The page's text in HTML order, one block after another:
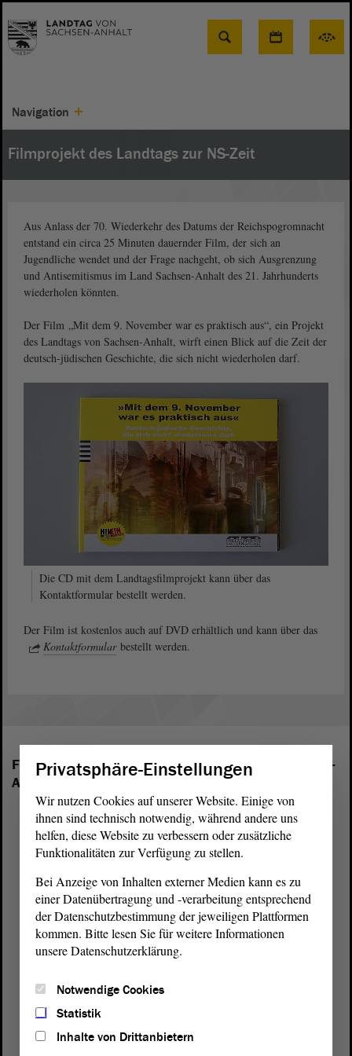
Suche
Navigation
Filmprojekt des Landtags zur NS-Zeit
Aus Anlass der 70. Wiederkehr des Datums der Reichspogromnacht
entstand ein circa 25 Minuten dauernder Film, der sich an
Jugendliche wendet und der Frage nachgeht, ob sich Ausgrenzung
und Antisemitismus im Land Sachsen-Anhalt des 21. Jahrhunderts
wiederholen könnten.
Der Film „Mit dem 9. November war es praktisch aus“, ein Projekt
des Landtags von Sachsen-Anhalt, wirft einen Blick auf die Zeit der
deutsch-jüdischen Geschichte, die sich nicht wiederholen darf.
Die CD mit dem Landtagsfilmprojekt kann über das
Kontaktformular bestellt werden.
Der Film ist kostenlos auch auf DVD erhältlich und kann über das
Kontaktformular bestellt werden.
Folgende Fraktionen sind im Landtag von Sachsen-
Anhalt vertreten:
Privatsphäre-Einstellungen
Wir nutzen Cookies auf unserer Website. Einige von
ihnen sind technisch notwendig, während andere uns
helfen, diese Website zu verbessern oder zusätzliche
Funktionalitäten zur Verfügung zu stellen.
Bei Anzeige von Inhalten externer Medien kann es zu
einer Datenübertragung und -verarbeitung entsprechend
der Datenschutzbestimmung der jeweiligen Plattformen
kommen. Bitte lesen Sie für weitere Informationen
unsere Datenschutzerklärung.
Notwendige Cookies
Statistik
Inhalte von Drittanbietern